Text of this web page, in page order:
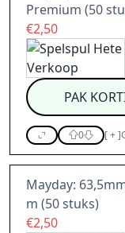
Premium (50
€2,50
PAK
0 [+]
Mayday:
m (50 stuks)
€2,50